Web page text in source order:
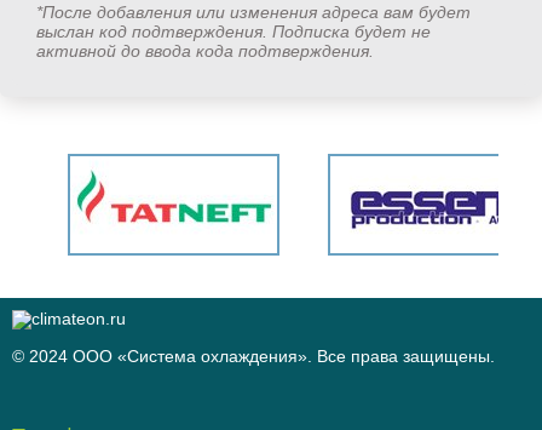
*После добавления или изменения адреса вам будет
выслан код подтверждения. Подписка будет не
активной до ввода кода подтверждения.
© 2024 ООО «Система охлаждения». Все права защищены.